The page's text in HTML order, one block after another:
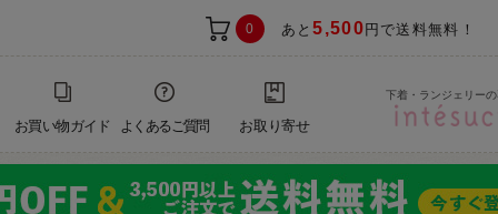
0 あと5,500 円で送料無料！
お買い物ガイド よくあるご質問 お取り寄せ
下着・ランジェリー